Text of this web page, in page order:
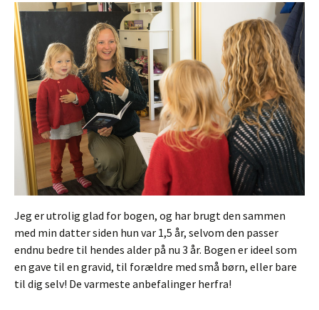
Jeg er utrolig glad for bogen, og har brugt den sammen
med min datter siden hun var 1,5 år, selvom den passer
endnu bedre til hendes alder på nu 3 år. Bogen er ideel som
en gave til en gravid, til forældre med små børn, eller bare
til dig selv! De varmeste anbefalinger herfra!